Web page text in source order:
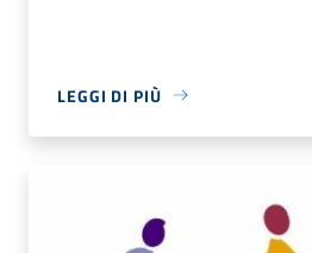
LEGGI DI PIÙ